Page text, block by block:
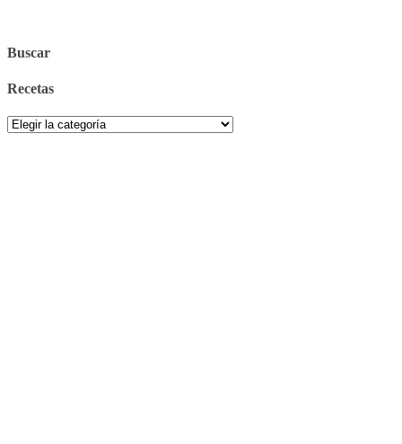
Buscar
Recetas
Recetas